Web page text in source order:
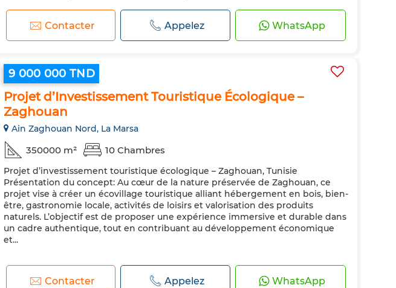
Contacter Appelez WhatsApp
9 000 000 TND
Projet d’Investissement Touristique Écologique –
Zaghouan
Ain Zaghouan Nord, La Marsa
350000 m² 10 Chambres
Projet d’investissement touristique écologique – Zaghouan, Tunisie
Présentation du concept: Au cœur de la nature préservée de Zaghouan, ce
projet vise à créer un écovillage touristique alliant hébergement en bois, bien-
être, gastronomie locale, activités de loisirs et valorisation des produits
naturels. L’objectif est de proposer une expérience immersive et durable dans
un cadre authentique, tout en contribuant au développement économique
et...
Contacter Appelez WhatsApp